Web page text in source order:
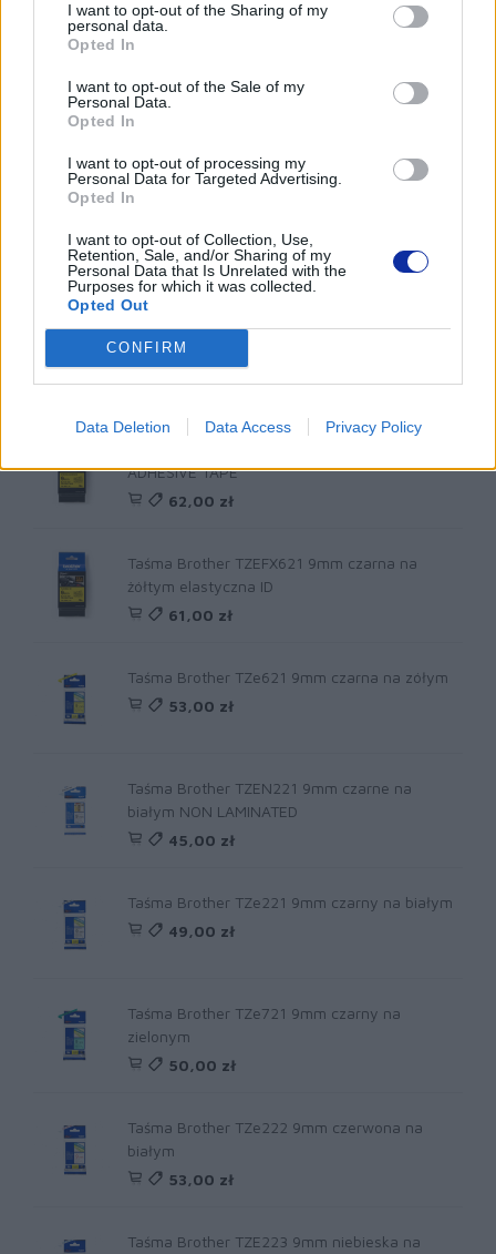
I want to opt-out of the Sharing of my
personal data.
Opted In
I want to opt-out of the Sale of my
Personal Data.
Opted In
I want to opt-out of processing my
Personal Data for Targeted Advertising.
Opted In
I want to opt-out of Collection, Use,
Retention, Sale, and/or Sharing of my
Personal Data that Is Unrelated with the
Purposes for which it was collected.
Opted Out
CONFIRM
Data Deletion Data Access Privacy Policy
białym elastyczna ID
Taśma Brother TZe421 9mm Czarna na
czerwonym
49,00 zł
czystym ADHESIVE TAPE
56,00 zł
Taśma Brother TZE521 9mm czarna na
niebieskim
49,00 zł
ADHESIVE TAPE
62,00 zł
Taśma Brother TZEFX621 9mm czarna na
żółtym elastyczna ID
61,00 zł
Taśma Brother TZe621 9mm czarna na zółym
53,00 zł
Taśma Brother TZEN221 9mm czarne na
białym NON LAMINATED
45,00 zł
Taśma Brother TZe221 9mm czarny na białym
49,00 zł
Taśma Brother TZe721 9mm czarny na
zielonym
50,00 zł
Taśma Brother TZe222 9mm czerwona na
białym
53,00 zł
Taśma Brother TZE223 9mm niebieska na